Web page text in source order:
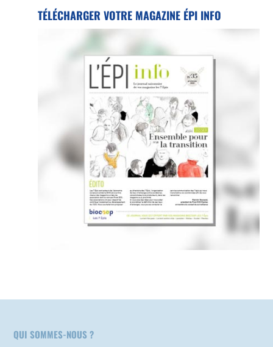
TÉLÉCHARGER VOTRE MAGAZINE ÉPI INFO
QUI SOMMES-NOUS ?